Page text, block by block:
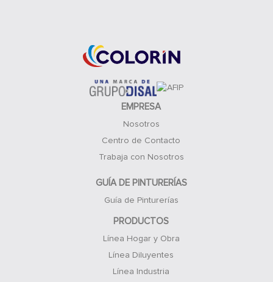
EMPRESA
Nosotros
Centro de Contacto
Trabaja con Nosotros
GUÍA DE PINTURERÍAS
Guía de Pinturerías
PRODUCTOS
Línea Hogar y Obra
Línea Diluyentes
Línea Industria